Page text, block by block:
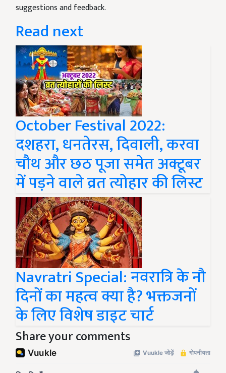
suggestions and feedback.
Read next
October Festival 2022:
दशहरा, धनतेरस, दिवाली, करवा
चौथ और छठ पूजा समेत अक्टूबर
में पड़ने वाले व्रत त्योहार की लिस्ट
Navratri Special: नवरात्रि के नौ
दिनों का महत्व क्या है? भक्तजनों
के लिए विशेष डाइट चार्ट
Share your comments